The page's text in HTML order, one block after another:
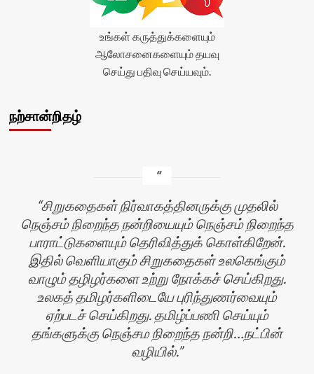
உங்கள் கருத்துக்களையும்
ஆலோசனைகளையும் தயவு
செய்து பதிவு செய்யவும்.
நற்சான்றிதழ்
சிறுகதைகள் நிர்வாகத்தினருக்கு முதலில்
நெஞ்சம் நிறைந்த நன்றியையும் நெஞ்சம் நிறைந்த
பாராட்டுகளையும் தெரிவித்துக் கொள்கிறேன்.
இதில் வெளியாகும் சிறுகதைகள் உலகெங்கும்
வாழும் தழிழர்களை உற்று நோக்கச் செய்கிறது.
உலகத் தமிழர்களிடையே புரிந்துணர்வையும்
ஏற்படச் செய்கிறது. தமிழ்ப்பணி செய்யும்
தங்களுக்கு நெஞ்சம நிறைந்த நன்றி…நட்பின்
வழியில்.